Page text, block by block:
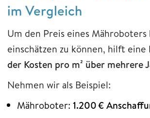
im Vergleich
Um den Preis eines Mähroboters
einschätzen zu können, hilft eine
der Kosten pro m² über mehrere
Nehmen wir als Beispiel:
Mähroboter: 1.200 €